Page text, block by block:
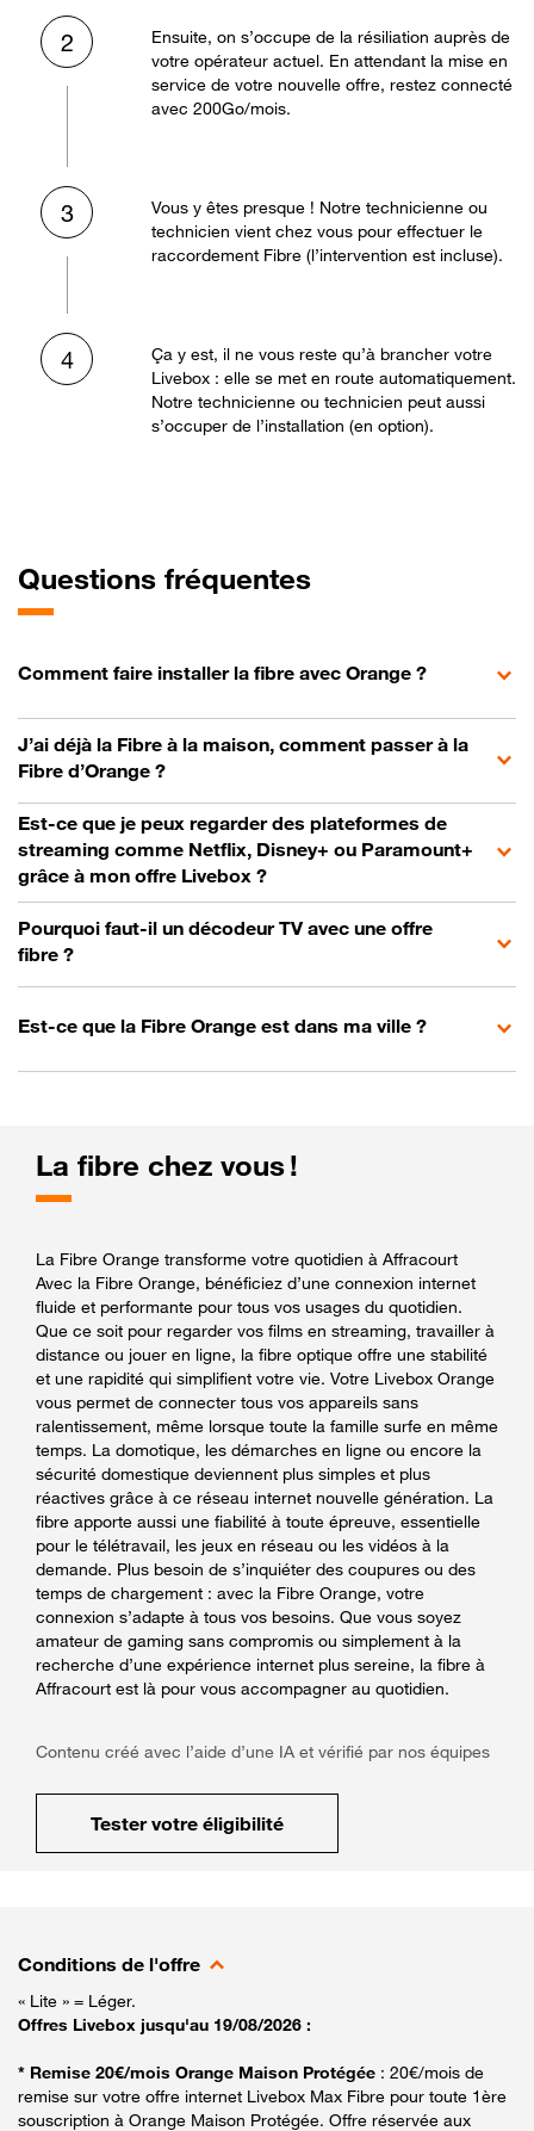
2
Ensuite, on s’occupe de la résiliation auprès de
votre opérateur actuel. En attendant la mise en
service de votre nouvelle offre, restez connecté
avec 200Go/mois.
3
Vous y êtes presque ! Notre technicienne ou
technicien vient chez vous pour effectuer le
raccordement Fibre (l’intervention est incluse).
4
Ça y est, il ne vous reste qu’à brancher votre
Livebox : elle se met en route automatiquement.
Notre technicienne ou technicien peut aussi
s’occuper de l’installation (en option).
Questions fréquentes
Comment faire installer la fibre avec Orange ?
J’ai déjà la Fibre à la maison, comment passer à la
Fibre d’Orange ?
Est-ce que je peux regarder des plateformes de
streaming comme Netflix, Disney+ ou Paramount+
grâce à mon offre Livebox ?
Pourquoi faut-il un décodeur TV avec une offre
fibre ?
Est-ce que la Fibre Orange est dans ma ville ?
La fibre chez vous !
La Fibre Orange transforme votre quotidien à Affracourt
Avec la Fibre Orange, bénéficiez d’une connexion internet
fluide et performante pour tous vos usages du quotidien.
Que ce soit pour regarder vos films en streaming, travailler à
distance ou jouer en ligne, la fibre optique offre une stabilité
et une rapidité qui simplifient votre vie. Votre Livebox Orange
vous permet de connecter tous vos appareils sans
ralentissement, même lorsque toute la famille surfe en même
temps. La domotique, les démarches en ligne ou encore la
sécurité domestique deviennent plus simples et plus
réactives grâce à ce réseau internet nouvelle génération. La
fibre apporte aussi une fiabilité à toute épreuve, essentielle
pour le télétravail, les jeux en réseau ou les vidéos à la
demande. Plus besoin de s’inquiéter des coupures ou des
temps de chargement : avec la Fibre Orange, votre
connexion s’adapte à tous vos besoins. Que vous soyez
amateur de gaming sans compromis ou simplement à la
recherche d’une expérience internet plus sereine, la fibre à
Affracourt est là pour vous accompagner au quotidien.
Contenu créé avec l’aide d’une IA et vérifié par nos équipes
Tester votre éligibilité
Conditions de l'offre
« Lite » = Léger.
Offres Livebox jusqu'au 19/08/2026 :
* Remise 20€/mois Orange Maison Protégée : 20€/mois de
remise sur votre offre internet Livebox Max Fibre pour toute 1ère
souscription à Orange Maison Protégée. Offre réservée aux